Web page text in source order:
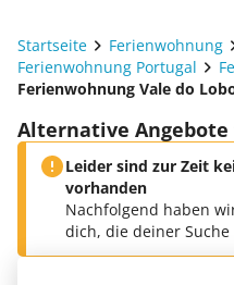
Startseite Ferienwohnung
Ferienwohnung Portugal
Ferienwohnung Vale do
Alternative Angebote
Leider sind zur Zeit
vorhanden
Nachfolgend haben
dich, die deiner